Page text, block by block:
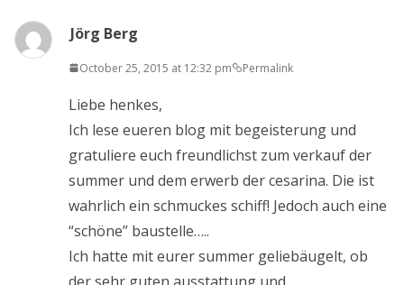
Jörg Berg
October 25, 2015 at 12:32 pm Permalink
Liebe henkes,
Ich lese eueren blog mit begeisterung und
gratuliere euch freundlichst zum verkauf der
summer und dem erwerb der cesarina. Die ist
wahrlich ein schmuckes schiff! Jedoch auch eine
“schöne” baustelle…..
Ich hatte mit eurer summer geliebäugelt, ob